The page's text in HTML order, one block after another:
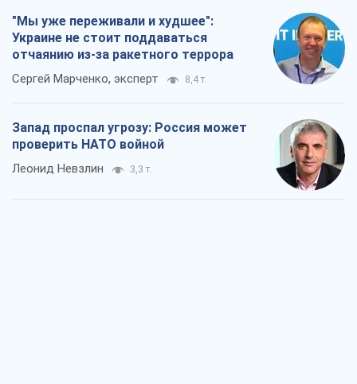
"Мы уже переживали и худшее":
Украине не стоит поддаваться
отчаянию из-за ракетного террора
Сергей Марченко, эксперт 8,4 т.
Запад проспал угрозу: Россия может
проверить НАТО войной
Леонид Невзлин 3,3 т.